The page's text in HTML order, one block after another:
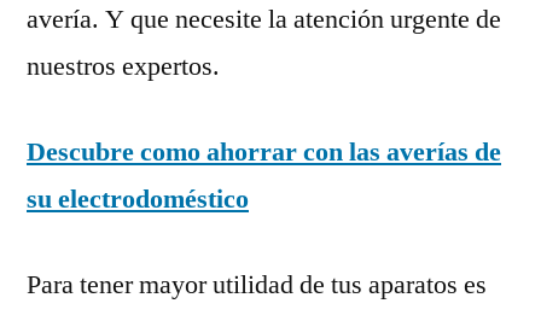
avería. Y que necesite la atención urgente de
nuestros expertos.
Descubre como ahorrar con las averías de
su electrodoméstico
Para tener mayor utilidad de tus aparatos es